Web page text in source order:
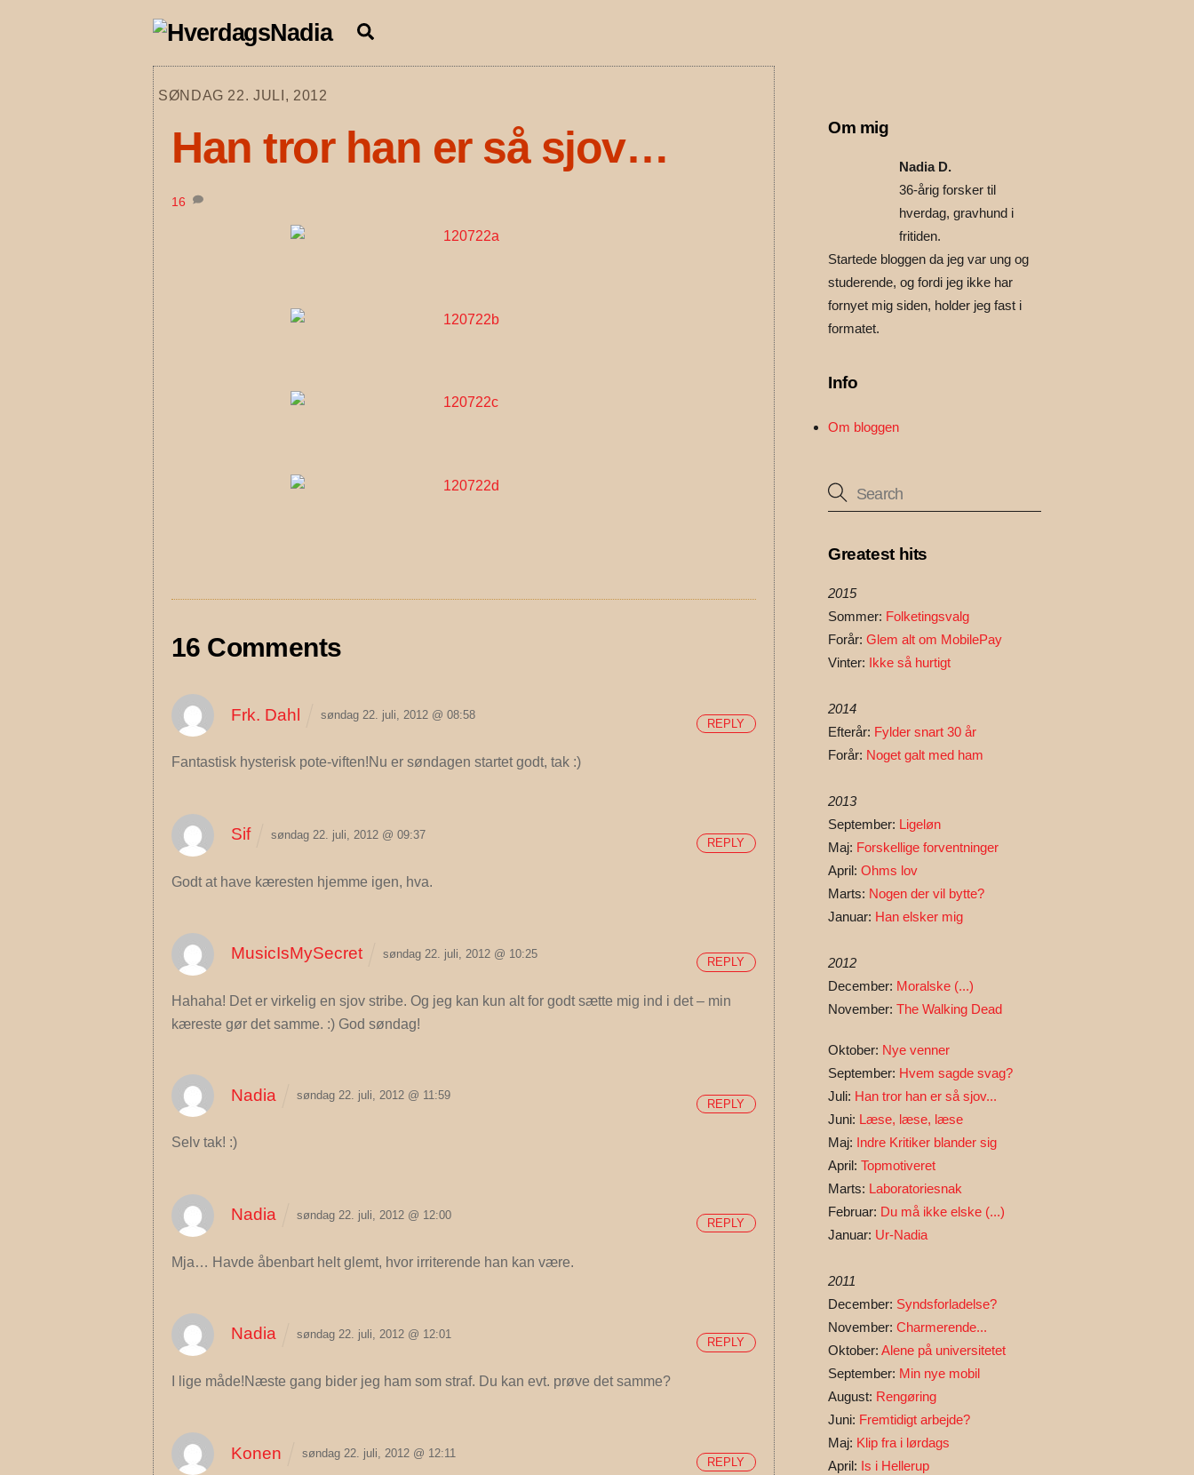
SØNDAG 22. JULI, 2012
Han tror han er så sjov…
16
16 Comments
Frk. Dahl søndag 22. juli, 2012 @ 08:58
Fantastisk hysterisk pote-viften!Nu er søndagen startet godt, tak :)
REPLY
Sif søndag 22. juli, 2012 @ 09:37
Godt at have kæresten hjemme igen, hva.
REPLY
MusicIsMySecret søndag 22. juli, 2012 @ 10:25
Hahaha! Det er virkelig en sjov stribe. Og jeg kan kun alt for godt sætte mig ind i det – min
kæreste gør det samme. :) God søndag!
REPLY
Nadia søndag 22. juli, 2012 @ 11:59
Selv tak! :)
REPLY
Nadia søndag 22. juli, 2012 @ 12:00
Mja… Havde åbenbart helt glemt, hvor irriterende han kan være.
REPLY
Nadia søndag 22. juli, 2012 @ 12:01
I lige måde!Næste gang bider jeg ham som straf. Du kan evt. prøve det samme?
REPLY
Konen søndag 22. juli, 2012 @ 12:11
REPLY
Om mig
Nadia D.
36-årig forsker til
hverdag, gravhund i
fritiden.
Startede bloggen da jeg var ung og
studerende, og fordi jeg ikke har
fornyet mig siden, holder jeg fast i
formatet.
Info
Om bloggen
Greatest hits
2015
Sommer: Folketingsvalg
Forår: Glem alt om MobilePay
Vinter:
Ikke så hurtigt
2014
Efterår: Fylder snart 30 år
Forår: Noget galt med ham
2013
September: Ligeløn
Maj: Forskellige forventninger
April: Ohms lov
Marts: Nogen der vil bytte?
Januar: Han elsker mig
2012
December: Moralske (...)
November: The Walking Dead
Oktober: Nye venner
September: Hvem sagde svag?
Juli: Han tror han er så sjov...
Juni: Læse, læse, læse
Maj: Indre Kritiker blander sig
April: Topmotiveret
Marts: Laboratoriesnak
Februar: Du må ikke elske (...)
Januar: Ur-Nadia
2011
December: Syndsforladelse?
November: Charmerende...
Oktober: Alene på universitetet
September: Min nye mobil
August: Rengøring
Juni: Fremtidigt arbejde?
Maj: Klip fra i lørdags
April: Is i Hellerup